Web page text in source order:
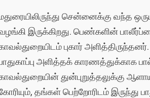
சென்னைக்கு வந்த
இருக்கிறது. பெண்களின்
புகார்
அளித்தக் காரணத்துக்காக
துன்புறுத்தலுக்கு
தங்கள் பெற்றோரிடம் இருந்து